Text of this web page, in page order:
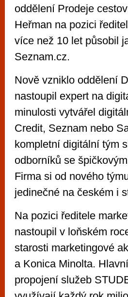
oddělení Prodeje
Heřman na pozici
více než 10 let působil
Seznam.cz.
Nově vzniklo oddělení
nastoupil expert na
minulosti vytvářel
Credit, Seznam nebo
kompletní digitální tým
odborníků se
Firma si od nového
jedinečné na českém i
Na pozici ředitele
nastoupil v loňském
starosti marketingové
a Konica Minolta.
propojení služeb